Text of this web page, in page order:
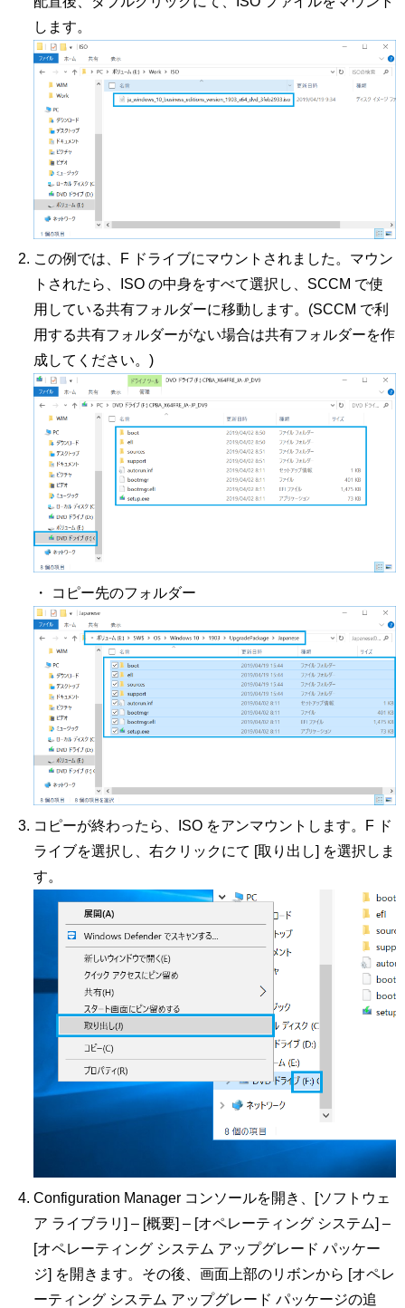
します。
この例では、F ドライブにマウントされました。マウン
トされたら、ISO の中身をすべて選択し、SCCM で使
用している共有フォルダーに移動します。(SCCM で利
用する共有フォルダーがない場合は共有フォルダーを作
成してください。)
・ コピー先のフォルダー
コピーが終わったら、ISO をアンマウントします。F ド
ライブを選択し、右クリックにて [取り出し] を選択しま
す。
Configuration Manager コンソールを開き、[ソフトウェ
ア ライブラリ] – [概要] – [オペレーティング システム] –
[オペレーティング システム アップグレード パッケー
ジ] を開きます。その後、画面上部のリボンから [オペレ
ーティング システム アップグレード パッケージの追